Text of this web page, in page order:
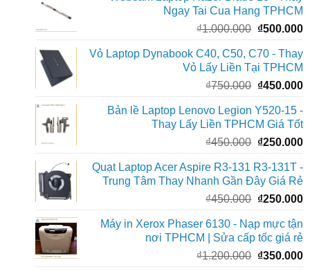
₫450.000.
Ngay Tai Cua Hang TPHCM
₫1.000.000 Giá
là:
₫500.000
Vỏ Laptop Dynabook C40, C50, C70 - Thay
Vỏ Lấy Liền Tại TPHCM
₫750.000 Giá
là:
₫750.000.
₫450.000
Bản lề Laptop Lenovo Legion Y520-15 -
Thay Lấy Liền TPHCM Giá Tốt
₫450.000 Giá
là:
₫450.000.
₫250.000
Quạt Laptop Acer Aspire R3-131 R3-131T -
Trung Tâm Thay Nhanh Gần Đây Giá Rẻ
₫450.000 Giá
là:
₫450.000.
₫250.000
Máy in Xerox Phaser 6130 - Nạp mực tận
nơi TPHCM | Sửa cấp tốc giá rẻ
₫1.200.000 Giá
₫350.000